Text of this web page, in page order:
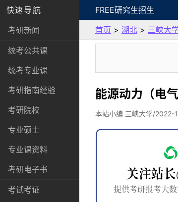
快速导航
考研新闻
统考公共课
统考专业课
考研指南经验
考研院校
专业硕士
专业课资料
考研电子书
考试考证
FREE研究生招生
首页 > 湖北 > 三峡大
能源动力（电
本站小编 三峡大学/2022-